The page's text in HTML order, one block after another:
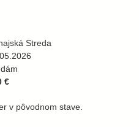
Streda
€
v pôvodnom stave.